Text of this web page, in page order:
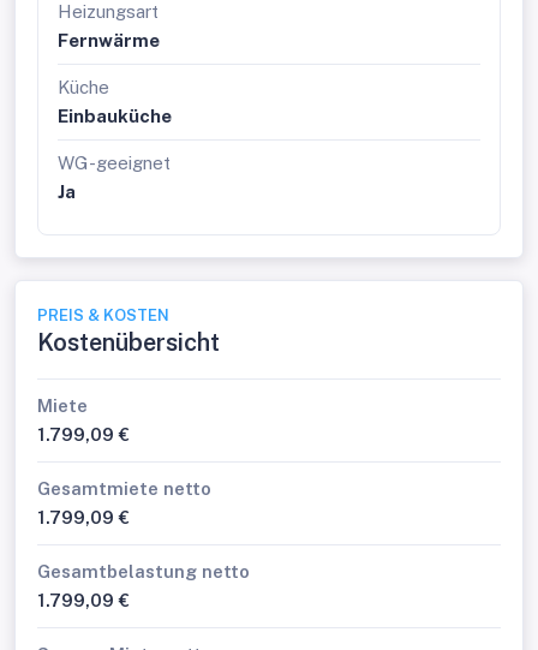
Heizungsart
Fernwärme
Küche
Einbauküche
WG-geeignet
Ja
PREIS & KOSTEN
Kostenübersicht
Miete
1.799,09 €
Gesamtmiete netto
1.799,09 €
Gesamtbelastung netto
1.799,09 €